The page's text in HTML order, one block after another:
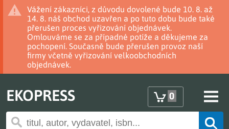
Vážení zákazníci, z důvodu dovolené bude 10. 8. až
14. 8. náš obchod uzavřen a po tuto dobu bude také
přerušen proces vyřizování objednávek.
Omlouváme se za případné potíže a děkujeme za
pochopení. Současně bude přerušen provoz naší
firmy včetně vyřizování velkoobchodních
objednávek.
EKOPRESS 0